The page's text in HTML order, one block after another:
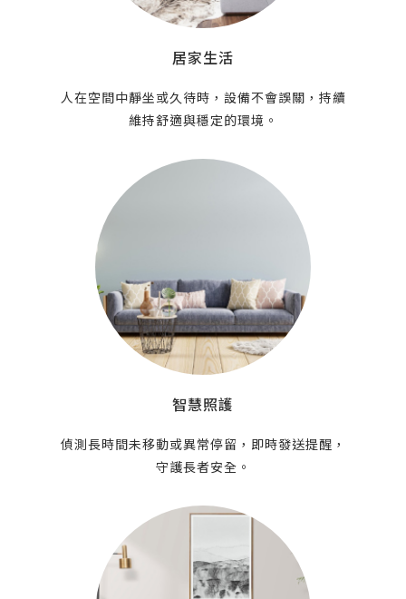
居家生活
人在空間中靜坐或久待時，設備不會誤關，持續
維持舒適與穩定的環境。
智慧照護
偵測長時間未移動或異常停留，即時發送提醒，
守護長者安全。